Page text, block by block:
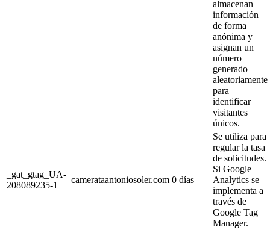
almacenan
información
de forma
anónima y
asignan un
número
generado
aleatoriamente
para
identificar
visitantes
únicos.
_gat_gtag_UA-
208089235-1
camerataantoniosoler.com 0 días
Se utiliza para
regular la tasa
de solicitudes.
Si Google
Analytics se
implementa a
través de
Google Tag
Manager.